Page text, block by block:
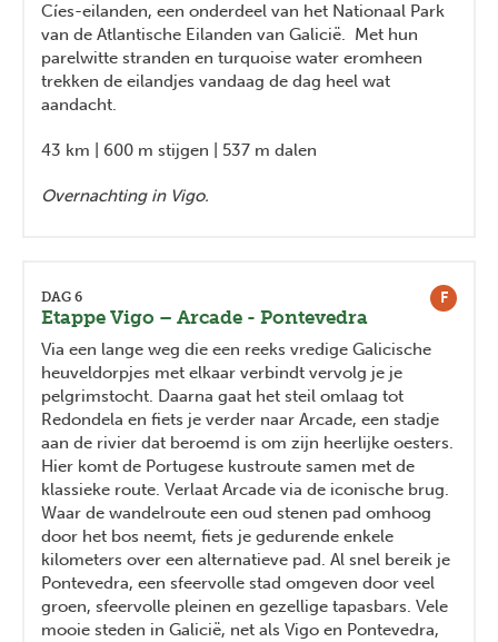
Cíes-eilanden, een onderdeel van het Nationaal Park
van de Atlantische Eilanden van Galicië. Met hun
parelwitte stranden en turquoise water eromheen
trekken de eilandjes vandaag de dag heel wat
aandacht.
43 km | 600 m stijgen | 537 m dalen
Overnachting in Vigo.
F
DAG 6
Etappe Vigo – Arcade - Pontevedra
Via een lange weg die een reeks vredige Galicische
heuveldorpjes met elkaar verbindt vervolg je je
pelgrimstocht. Daarna gaat het steil omlaag tot
Redondela en fiets je verder naar Arcade, een stadje
aan de rivier dat beroemd is om zijn heerlijke oesters.
Hier komt de Portugese kustroute samen met de
klassieke route. Verlaat Arcade via de iconische brug.
Waar de wandelroute een oud stenen pad omhoog
door het bos neemt, fiets je gedurende enkele
kilometers over een alternatieve pad. Al snel bereik je
Pontevedra, een sfeervolle stad omgeven door veel
groen, sfeervolle pleinen en gezellige tapasbars. Vele
mooie steden in Galicië, net als Vigo en Pontevedra,